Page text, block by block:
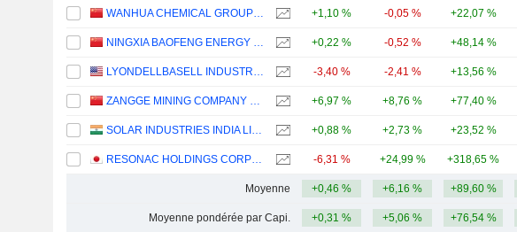
WANHUA CHEMICAL GROUP CO., LTD. +1,10 % -0,05 % +22,07 %
NINGXIA BAOFENG ENERGY GROUP CO., LTD. +0,22 % -0,52 % +48,14 %
LYONDELLBASELL INDUSTRIES N.V. -3,40 % -2,41 % +13,56 %
ZANGGE MINING COMPANY LIMITED +6,97 % +8,76 % +77,40 %
SOLAR INDUSTRIES INDIA LIMITED +0,88 % +2,73 % +23,52 %
RESONAC HOLDINGS CORPORATION -6,31 % +24,99 % +318,65 %
Moyenne +0,46 % +6,16 % +89,60 %
Moyenne pondérée par Capi. +0,31 % +5,06 % +76,54 %